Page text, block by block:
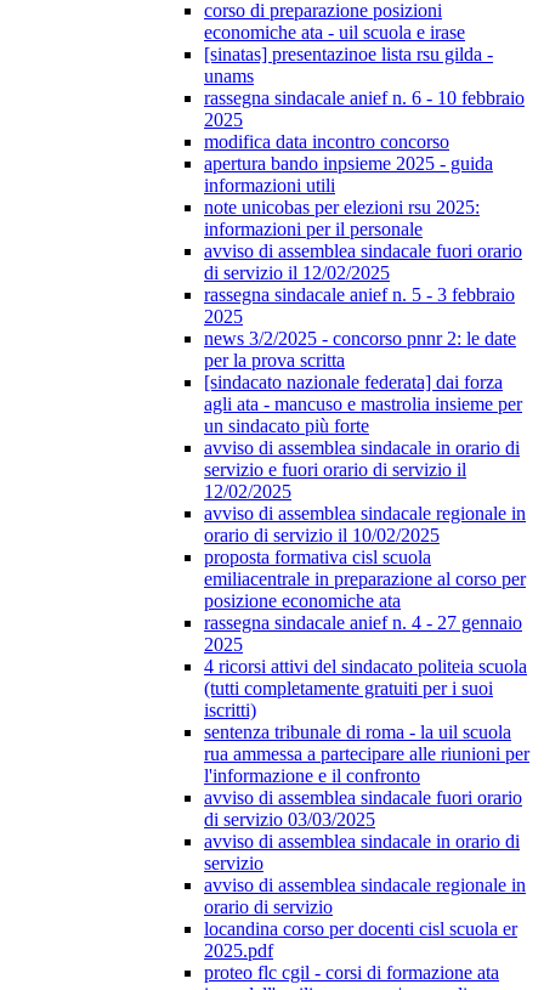
corso di preparazione posizioni
economiche ata - uil scuola e irase
[sinatas] presentazinoe lista rsu gilda -
unams
rassegna sindacale anief n. 6 - 10 febbraio
2025
modifica data incontro concorso
apertura bando inpsieme 2025 - guida
informazioni utili
note unicobas per elezioni rsu 2025:
informazioni per il personale
avviso di assemblea sindacale fuori orario
di servizio il 12/02/2025
rassegna sindacale anief n. 5 - 3 febbraio
2025
news 3/2/2025 - concorso pnnr 2: le date
per la prova scritta
[sindacato nazionale federata] dai forza
agli ata - mancuso e mastrolia insieme per
un sindacato più forte
avviso di assemblea sindacale in orario di
servizio e fuori orario di servizio il
12/02/2025
avviso di assemblea sindacale regionale in
orario di servizio il 10/02/2025
proposta formativa cisl scuola
emiliacentrale in preparazione al corso per
posizione economiche ata
rassegna sindacale anief n. 4 - 27 gennaio
2025
4 ricorsi attivi del sindacato politeia scuola
(tutti completamente gratuiti per i suoi
iscritti)
sentenza tribunale di roma - la uil scuola
rua ammessa a partecipare alle riunioni per
l'informazione e il confronto
avviso di assemblea sindacale fuori orario
di servizio 03/03/2025
avviso di assemblea sindacale in orario di
servizio
avviso di assemblea sindacale regionale in
orario di servizio
locandina corso per docenti cisl scuola er
2025.pdf
proteo flc cgil - corsi di formazione ata